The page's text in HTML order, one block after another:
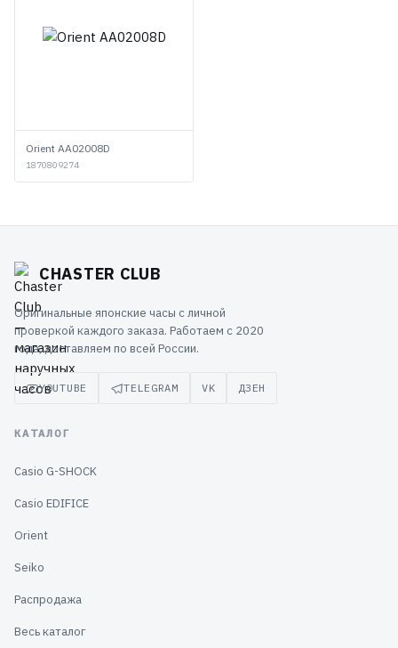
Orient AA02008D
1870809274
CHASTER CLUB
Оригинальные японские часы с личной
проверкой каждого заказа. Работаем с 2020
года, доставляем по всей России.
YOUTUBE TELEGRAM VK ДЗЕН
КАТАЛОГ
Casio G-SHOCK
Casio EDIFICE
Orient
Seiko
Распродажа
Весь каталог